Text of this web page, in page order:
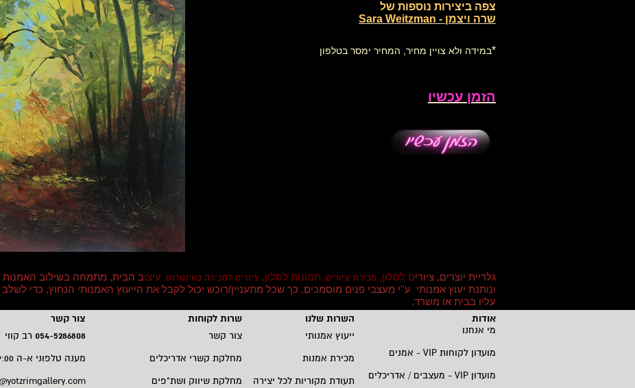
צפה ביצירות נוספות של
שרה ויצמן - Sara Weitzman
*במידה ולא צויין מחיר, המחיר ימסר בטלפון
הזמן עכשיו
גלריית יוצרים, ציורים לסלון, מכירת ציורים, תמונות לסלון, ציורים למכירה באינטרנט, עיצוב הבית, מתמחה בשילוב האמנות
ונותנת יעוץ אמנותי ע''י מעצבי פנים מוסמכים, כך שכל מתעניין/רוכש יכול לקבל את הייעוץ האמנותי הנחוץ, כדי
עליו בבית או משרד.
אודות
השרות שלנו שרות לקוחות צור קשר
מי אנחנו
ייעוץ אמנותי צור קשר 054-5286808 רב קווי
מועדון לקוחות VIP - אמנים מכירת אמנות מחלקת קשרי אדריכלים מענה טלפוני א-ה 19:00 - 9:00
מועדון VIP - מעצבים / אדריכלים תעודת מקוריות לכל יצירה מחלקת שיווק ושת"פים